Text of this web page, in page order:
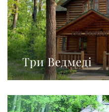
Три Ведмеді